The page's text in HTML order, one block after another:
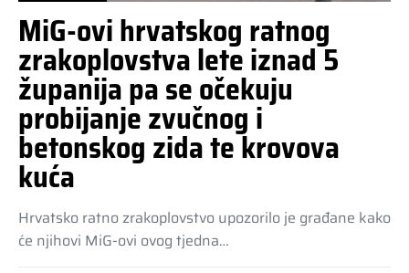
MiG-ovi hrvatskog ratnog
zrakoplovstva lete iznad 5
županija pa se očekuju
probijanje zvučnog i
betonskog zida te krovova
kuća
Hrvatsko ratno zrakoplovstvo upozorilo je građane kako
će njihovi MiG-ovi ovog tjedna…